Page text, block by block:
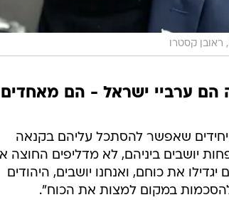
ראובן קסטרו
הם ערביי ישראל - הם מאחדים
שאפשר להסתכל עליהם בקנאה
יושבים ביניהם, לא מדליפים החוצה
את כוחם, ואנחנו יושבים, היהודים
במקום למצות את הכוח".